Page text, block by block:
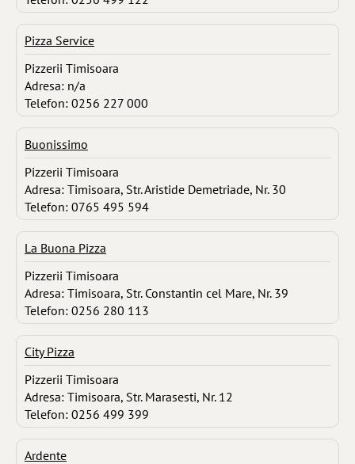
Pizza Service
Pizzerii Timisoara
Adresa: n/a
Telefon: 0256 227 000
Buonissimo
Pizzerii Timisoara
Adresa: Timisoara, Str. Aristide Demetriade, Nr. 30
Telefon: 0765 495 594
La Buona Pizza
Pizzerii Timisoara
Adresa: Timisoara, Str. Constantin cel Mare, Nr. 39
Telefon: 0256 280 113
City Pizza
Pizzerii Timisoara
Adresa: Timisoara, Str. Marasesti, Nr. 12
Telefon: 0256 499 399
Ardente